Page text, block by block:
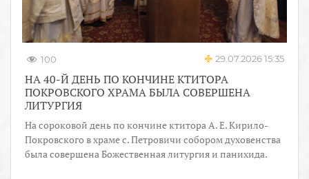
100 29.07.2026 15:35
НА 40-Й ДЕНЬ ПО КОНЧИНЕ КТИТОРА
ПОКРОВСКОГО ХРАМА БЫЛА СОВЕРШЕНА
ЛИТУРГИЯ
На сороковой день по кончине ктитора А. Е. Кирило-
Покровского в храме с. Петровичи собором духовенства
была совершена Божественная литургия и панихида.